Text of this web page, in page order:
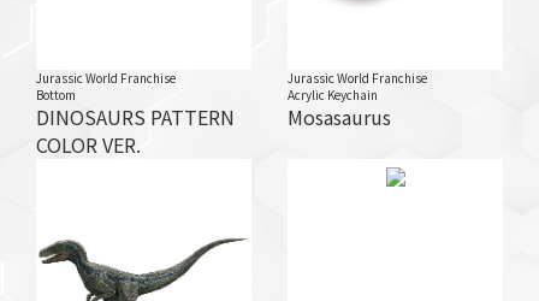
Jurassic World Franchise
Bottom
DINOSAURS PATTERN
COLOR VER.
Jurassic World Franchise
Acrylic Keychain
Mosasaurus